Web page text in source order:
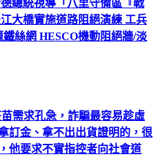
總統視導「八里守備區『戰
大橋實施道路阻絕演練 工兵
絲網 HESCO機動阻絕牆/淡
需求孔急，詐騙最容易趁虛
訂金、拿不出出貨證明的，很
他要求不實指控者向社會道